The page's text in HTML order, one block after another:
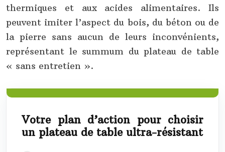
thermiques et aux acides alimentaires. Ils
peuvent imiter l’aspect du bois, du béton ou de
la pierre sans aucun de leurs inconvénients,
représentant le summum du plateau de table
« sans entretien ».
Votre plan d’action pour choisir
un plateau de table ultra-résistant